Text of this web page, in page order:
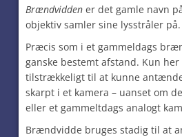
Brændvidden er det gamle navn
objektiv samler sine lysstråler på.
Præcis som i et gammeldags
ganske bestemt afstand. Kun
tilstrækkeligt til at kunne
skarpt i et kamera – uanset om
eller et gammeltdags analogt
Brændvidde bruges stadig til at